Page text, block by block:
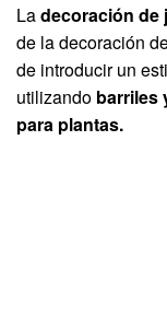
Ladecoración de
de la decoración
de introducir un
utilizando barriles
para plantas.